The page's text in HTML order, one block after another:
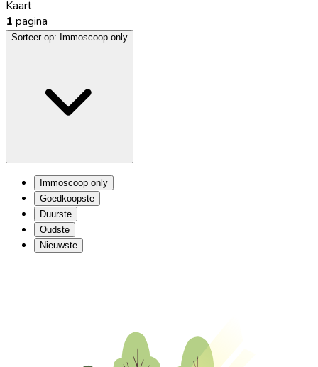
Kaart
1 pagina
Sorteer op: Immoscoop only
Immoscoop only
Goedkoopste
Duurste
Oudste
Nieuwste